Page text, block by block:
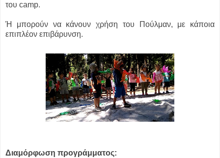
του camp.
Ή μπορούν να κάνουν χρήση του Πούλμαν, με κάποια
επιπλέον επιβάρυνση.
Διαμόρφωση προγράμματος: